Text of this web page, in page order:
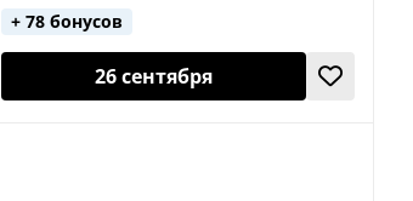
+ 78 бонусов
26 сентября